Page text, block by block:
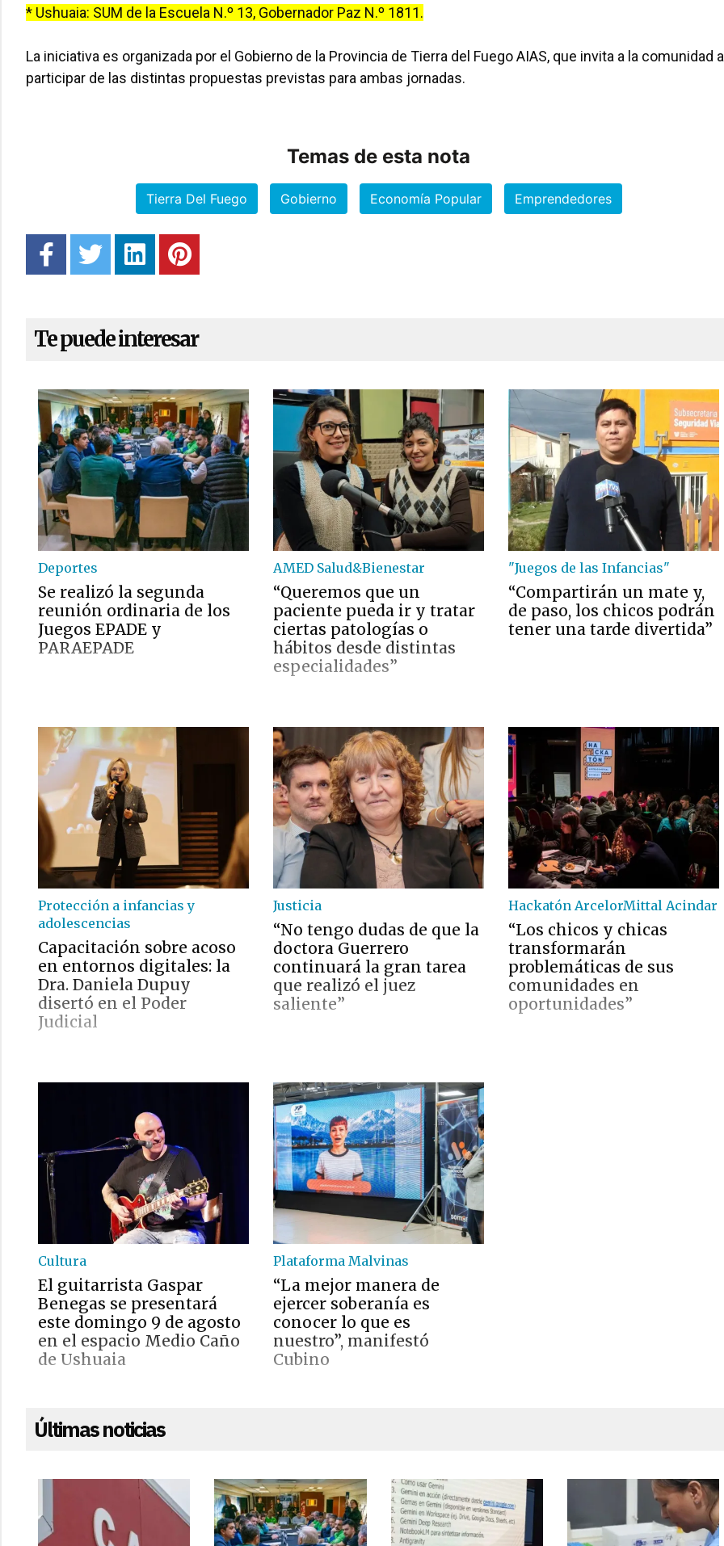
* Ushuaia: SUM de la Escuela N.º 13, Gobernador Paz N.º 1811.
La iniciativa es organizada por el Gobierno de la Provincia de Tierra del Fuego AIAS, que invita a la comunidad a
participar de las distintas propuestas previstas para ambas jornadas.
Temas de esta nota
Tierra Del Fuego Gobierno Economía Popular Emprendedores
Te puede interesar
Deportes
Se realizó la segunda
reunión ordinaria de los
Juegos EPADE y
PARAEPADE
AMED Salud&Bienestar
“Queremos que un
paciente pueda ir y tratar
ciertas patologías o
hábitos desde distintas
especialidades”
"Juegos de las Infancias"
“Compartirán un mate y,
de paso, los chicos podrán
tener una tarde divertida”
Protección a infancias y
adolescencias
Capacitación sobre acoso
en entornos digitales: la
Dra. Daniela Dupuy
disertó en el Poder
Judicial
Justicia
“No tengo dudas de que la
doctora Guerrero
continuará la gran tarea
que realizó el juez
saliente”
Hackatón ArcelorMittal Acindar
“Los chicos y chicas
transformarán
problemáticas de sus
comunidades en
oportunidades”
Cultura
El guitarrista Gaspar
Benegas se presentará
este domingo 9 de agosto
en el espacio Medio Caño
de Ushuaia
Plataforma Malvinas
“La mejor manera de
ejercer soberanía es
conocer lo que es
nuestro”, manifestó
Cubino
Últimas noticias